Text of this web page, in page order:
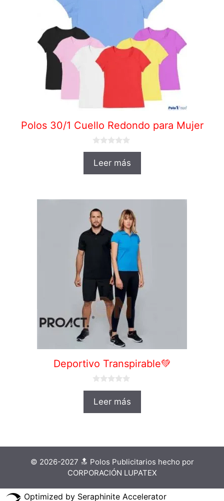
Polos 30/1 Cuello Redondo para Mujer
0
eLeer más
Deportivo Transpirable💚
e
Leer más
© 2026-2027 🔝 Polos Publicitarios hecho por
CORPORACIÓN LUPATEX
Optimized by Seraphinite Accelerator